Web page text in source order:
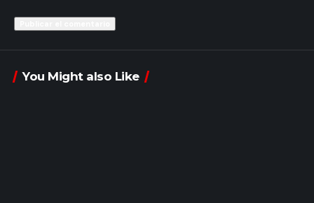
You Might also Like